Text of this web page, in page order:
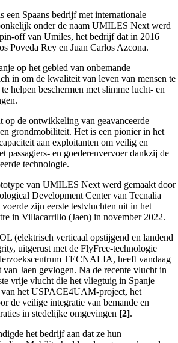
een Spaans bedrijf met internationale
onder de naam UMILES Next werd
off van Umiles, het bedrijf dat in 2016
Poveda Rey en Juan Carlos Azcona.
op het gebied van onbemande
in om de kwaliteit van leven van mensen te
helpen beschermen met slimme lucht- en
de ontwikkeling van geavanceerde
grondmobiliteit. Het is een pionier in het
aan exploitanten om veilig en
passagiers- en goederenvervoer dankzij de
technologie.
van UMILES Next werd gemaakt door
Development Center van Tecnalia
zijn eerste testvluchten uit in het
in Villacarrillo (Jaen) in november 2022.
(elektrisch verticaal opstijgend en landend
uitgerust met de FlyFree-technologie
TECNALIA, heeft vandaag
van Jaen gevlogen. Na de recente vlucht in
vrije vlucht die het vliegtuig in Spanje
het USPACE4UAM-project, het
de veilige integratie van bemande en
in stedelijke omgevingen [2].
het bedrijf aan dat ze hun